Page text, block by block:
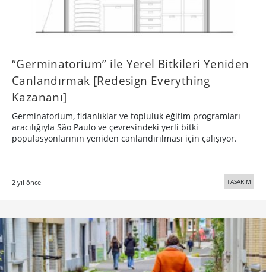
“Germinatorium” ile Yerel Bitkileri Yeniden
Canlandırmak [Redesign Everything
Kazananı]
Germinatorium, fidanlıklar ve topluluk eğitim programları
aracılığıyla São Paulo ve çevresindeki yerli bitki
popülasyonlarının yeniden canlandırılması için çalışıyor.
2 yıl önce TASARIM